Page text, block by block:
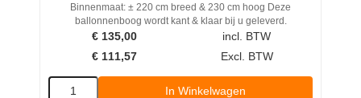
Binnenmaat: ± 220 cm breed & 230 cm hoog Deze
ballonnenboog wordt kant & klaar bij u geleverd.
€ 135,00
incl. BTW
€ 111,57 Excl. BTW
In Winkelwagen